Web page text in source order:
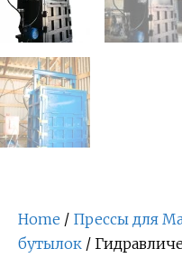
Home / Прессы для
бутылок /